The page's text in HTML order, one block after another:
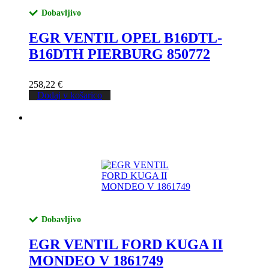
Dobavljivo
EGR VENTIL OPEL B16DTL-
B16DTH PIERBURG 850772
258,22 €
Dodaj v košarico
Dobavljivo
EGR VENTIL FORD KUGA II
MONDEO V 1861749